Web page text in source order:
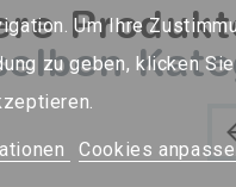
Um Ihre
zu geben, klicken
Cookies